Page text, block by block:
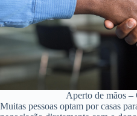
Aperto de mãos –
Muitas pessoas optam por casas